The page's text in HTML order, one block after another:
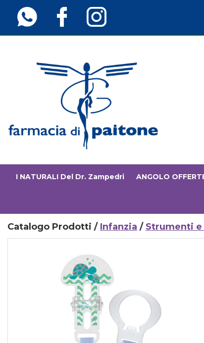
contenuto
principale
Farmaciainfinita.it
I NATURALI Del Dr. Zampedri ANGOLO
Catalogo Prodotti / Infanzia / Strumenti e